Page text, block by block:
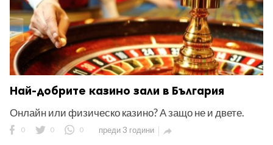
Най-добрите казино зали в България
Онлайн или физическо казино? А защо не и двете.
0 0 0 преди 3 години 